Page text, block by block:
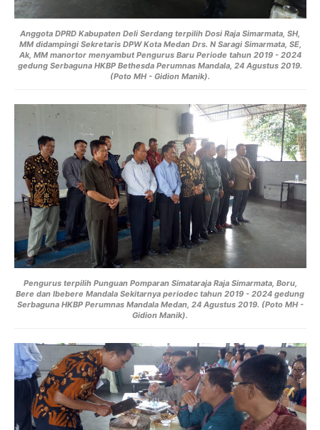
Anggota DPRD Kabupaten Deli Serdang terpilih Dosi Raja Simarmata, SH,
MM didampingi Sekretaris DPW Kota Medan Drs. N Saragi Simarmata, SE,
Ak, MM manortor menyambut Pengurus Baru Periode tahun 2019 - 2024
gedung Serbaguna HKBP Bethesda Perumnas Mandala, 24 Agustus 2019.
(Poto MH - Gidion Manik).
Pengurus terpilih Punguan Pomparan Simataraja Raja Simarmata, Boru,
Bere dan Ibebere Mandala Sekitarnya periodec tahun 2019 - 2024 gedung
Serbaguna HKBP Perumnas Mandala Medan, 24 Agustus 2019. (Poto MH -
Gidion Manik).